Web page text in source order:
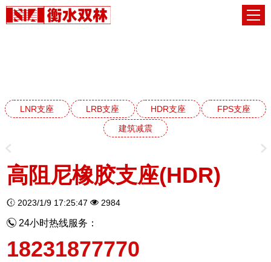
LNR支座 LRB支座 HDR支座
FPS支座
建筑减震
高阻尼橡胶支座(HDR)
2023/1/9 17:25:47 2984
24小时热线服务：
18231877770